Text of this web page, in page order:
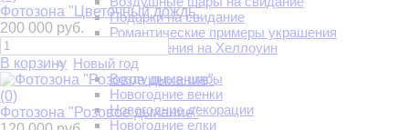
Подарки на свидание
Романтические примеры украшения
Шары и украшения на Хеллоуин
Новый год
Воздушные шары
Новогодние венки
Новогодние декорации
Новогодние елки
Фотозона "Цветочный дождь"
200 000 руб.
В корзину
(0)
Фотозона "Розовое дыхание"